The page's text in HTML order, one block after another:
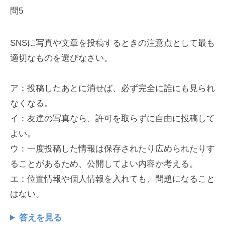
問5
SNSに写真や文章を投稿するときの注意点として最も
適切なものを選びなさい。
ア：投稿したあとに消せば、必ず完全に誰にも見られ
なくなる。
イ：友達の写真なら、許可を取らずに自由に投稿して
よい。
ウ：一度投稿した情報は保存されたり広められたりす
ることがあるため、公開してよい内容か考える。
エ：位置情報や個人情報を入れても、問題になること
はない。
答えを見る